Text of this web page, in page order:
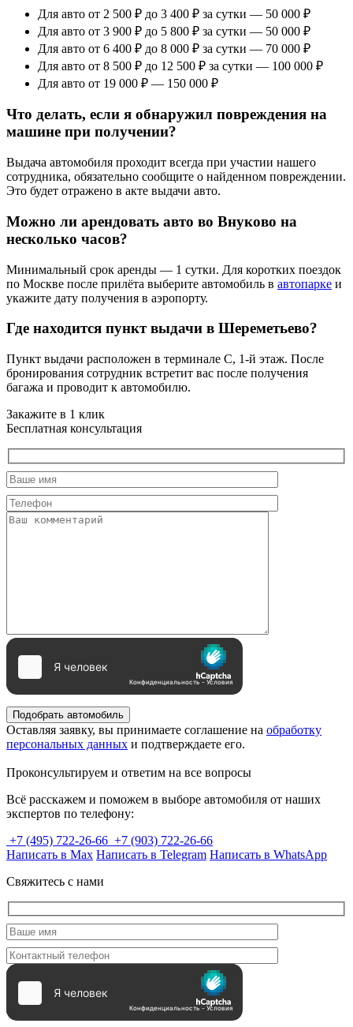
Для авто от 2 500 ₽ до 3 400 ₽ за сутки — 50 000 ₽
Для авто от 3 900 ₽ до 5 800 ₽ за сутки — 50 000 ₽
Для авто от 6 400 ₽ до 8 000 ₽ за сутки — 70 000 ₽
Для авто от 8 500 ₽ до 12 500 ₽ за сутки — 100 000 ₽
Для авто от 19 000 ₽ — 150 000 ₽
Что делать, если я обнаружил повреждения на
машине при получении?
Выдача автомобиля проходит всегда при участии нашего
сотрудника, обязательно сообщите о найденном повреждении.
Это будет отражено в акте выдачи авто.
Можно ли арендовать авто во Внуково на
несколько часов?
Минимальный срок аренды — 1 сутки. Для коротких поездок
по Москве после прилёта выберите автомобиль в автопарке и
укажите дату получения в аэропорту.
Где находится пункт выдачи в Шереметьево?
Пункт выдачи расположен в терминале C, 1-й этаж. После
бронирования сотрудник встретит вас после получения
багажа и проводит к автомобилю.
Закажите в 1 клик
Бесплатная консультация
Подобрать автомобиль
Оставляя заявку, вы принимаете соглашение на обработку
персональных данных и подтверждаете его.
Проконсультируем и ответим на все вопросы
Всё расскажем и поможем в выборе автомобиля от наших
экспертов по телефону:
+7 (495) 722-26-66 +7 (903) 722-26-66
Написать в Max Написать в Telegram Написать в WhatsApp
Свяжитесь с нами